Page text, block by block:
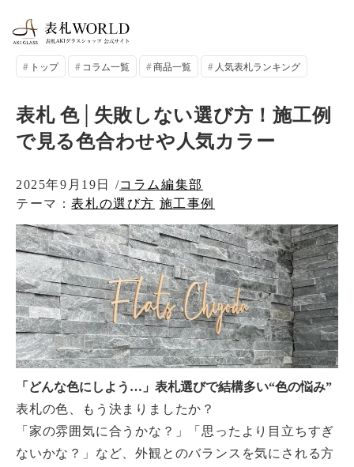
トップ コラム一覧 商品一覧 人気表札ランキング
表札 色│失敗しない選び方！施工例
で見る色合わせや人気カラー
2025年9月19日 /コラム編集部
テーマ
表札の選び方 施工事例
「どんな色にしよう…」表札選びで結構多い“色の悩み”
表札の色、もう決まりましたか？
「家の雰囲気に合うかな？」「思ったより目立ちすぎ
ないかな？」など、外観とのバランスを気にされる方